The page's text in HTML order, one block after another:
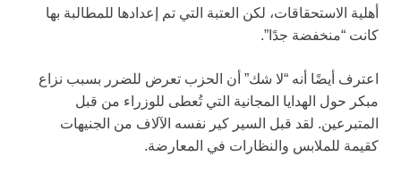
أهلية الاستحقاقات، لكن العتبة التي تم إعدادها للمطالبة بها
كانت “منخفضة جدًا”.
اعترف أيضًا أنه “لا شك” أن الحزب تعرض للضرر بسبب نزاع
مبكر حول الهدايا المجانية التي تُعطى للوزراء من قبل
المتبرعين. لقد قبل السير كير نفسه الآلاف من الجنيهات
كقيمة للملابس والنظارات في المعارضة.